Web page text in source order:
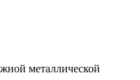
металлической